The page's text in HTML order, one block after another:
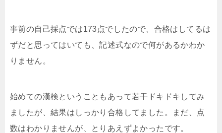
事前の自己採点では173点でしたので、合格はしてるは
ずだと思ってはいても、記述式なので何があるかわか
りません。
始めての漢検ということもあって若干ドキドキしてみ
ましたが、結果はしっかり合格してました。まだ、点
数はわかりませんが、とりあえずよかったです。